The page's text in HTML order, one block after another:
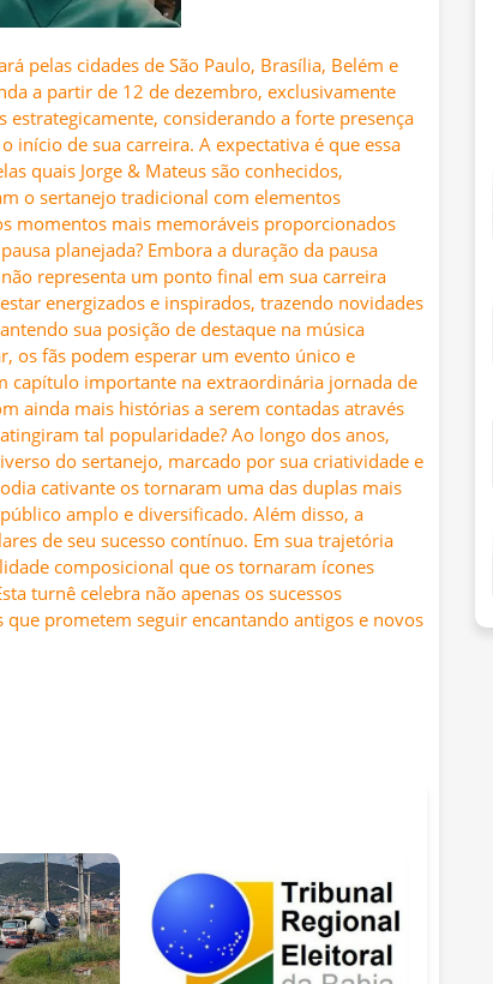
pelas cidades de São Paulo, Brasília, Belém e
a partir de 12 de dezembro, exclusivamente
estrategicamente, considerando a forte presença
início de sua carreira. A expectativa é que essa
quais Jorge & Mateus são conhecidos,
o sertanejo tradicional com elementos
momentos mais memoráveis proporcionados
planejada? Embora a duração da pausa
representa um ponto final em sua carreira
energizados e inspirados, trazendo novidades
sua posição de destaque na música
os fãs podem esperar um evento único e
capítulo importante na extraordinária jornada de
ainda mais histórias a serem contadas através
tal popularidade? Ao longo dos anos,
do sertanejo, marcado por sua criatividade e
cativante os tornaram uma das duplas mais
amplo e diversificado. Além disso, a
de seu sucesso contínuo. Em sua trajetória
composicional que os tornaram ícones
turnê celebra não apenas os sucessos
prometem seguir encantando antigos e novos